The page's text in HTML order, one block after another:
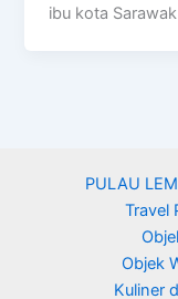
ibu kota
PULAU
Travel
Objek
Kuliner